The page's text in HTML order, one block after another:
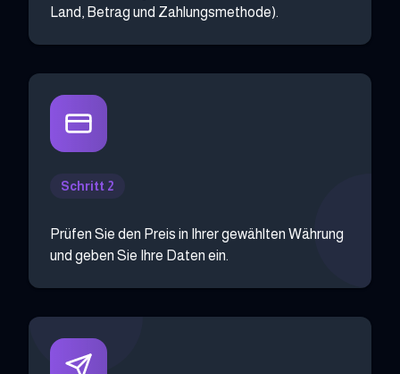
Land, Betrag und Zahlungsmethode).
Schritt 2
Prüfen Sie den Preis in Ihrer gewählten Währung
und geben Sie Ihre Daten ein.